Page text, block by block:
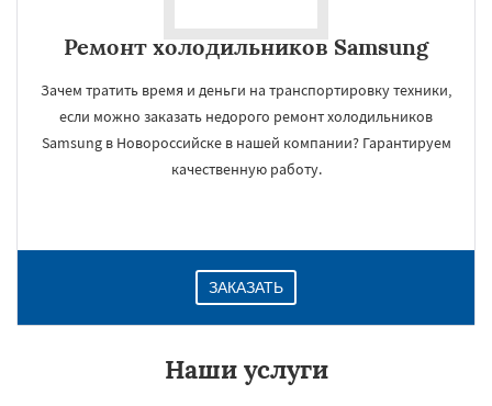
Ремонт холодильников Samsung
Зачем тратить время и деньги на транспортировку техники,
если можно заказать недорого ремонт холодильников
Samsung в Новороссийске в нашей компании? Гарантируем
качественную работу.
ЗАКАЗАТЬ
Наши услуги